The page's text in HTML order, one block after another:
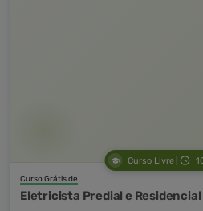
Curso Livre
Curso Grátis de
Eletricista Predial e Residencial